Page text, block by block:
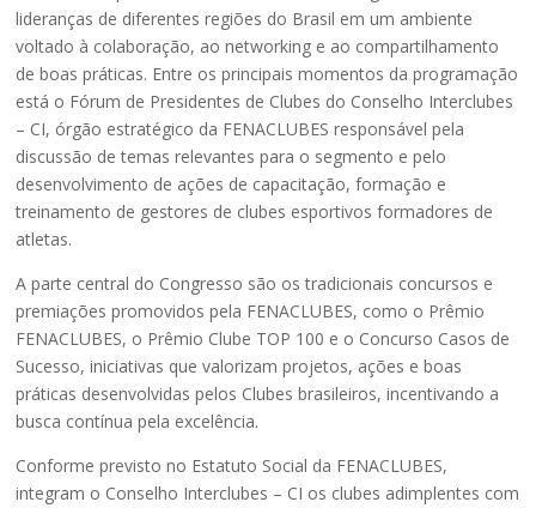
lideranças de diferentes regiões do Brasil em um ambiente
voltado à colaboração, ao networking e ao compartilhamento
de boas práticas. Entre os principais momentos da programação
está o Fórum de Presidentes de Clubes do Conselho Interclubes
– CI, órgão estratégico da FENACLUBES responsável pela
discussão de temas relevantes para o segmento e pelo
desenvolvimento de ações de capacitação, formação e
treinamento de gestores de clubes esportivos formadores de
atletas.
A parte central do Congresso são os tradicionais concursos e
premiações promovidos pela FENACLUBES, como o Prêmio
FENACLUBES, o Prêmio Clube TOP 100 e o Concurso Casos de
Sucesso, iniciativas que valorizam projetos, ações e boas
práticas desenvolvidas pelos Clubes brasileiros, incentivando a
busca contínua pela excelência.
Conforme previsto no Estatuto Social da FENACLUBES,
integram o Conselho Interclubes – CI os clubes adimplentes com